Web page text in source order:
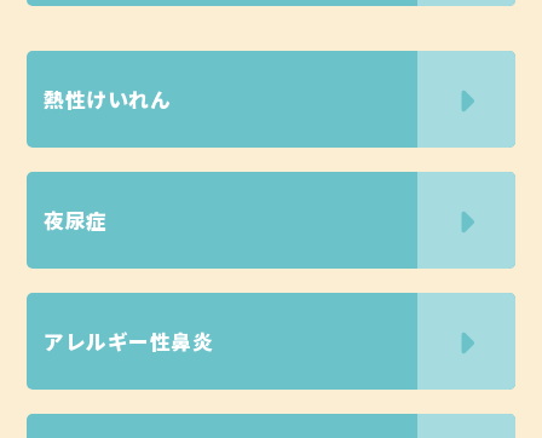
熱性けいれん
夜尿症
アレルギー性鼻炎